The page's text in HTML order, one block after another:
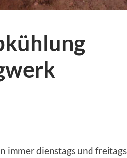
immer dienstags und freitags